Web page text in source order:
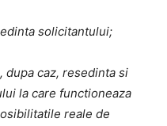
solicitantului;
caz, resedinta si
la care functioneaza
reale de